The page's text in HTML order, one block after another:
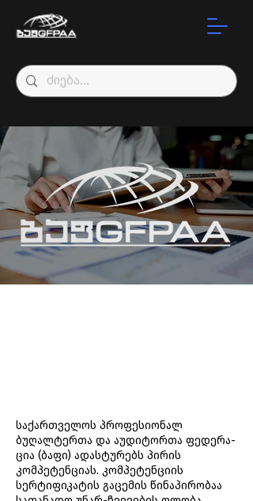
საქართველოს პროფესიონალ
ბუღალტერთა და აუდიტორთა ფედე­რა­
ცია (ბაფი) ადასტურებს პირის
კომპეტენციას. კომპეტენციის
სერტიფიკატის გაცემის წინაპირობაა